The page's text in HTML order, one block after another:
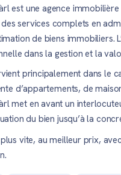
est une agence
services complets en
de biens immobiliers.
dans la gestion et la
principalement dans le
d’appartements, de
met en avant un
du bien jusqu’à la
vite, au meilleur prix,